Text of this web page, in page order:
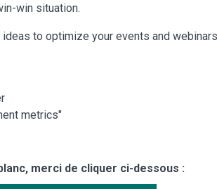
win situation.
to optimize your events and
metrics"
merci de cliquer ci-dessous :